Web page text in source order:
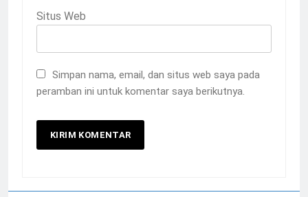
Situs Web
Simpan nama, email, dan situs web saya pada
peramban ini untuk komentar saya berikutnya.